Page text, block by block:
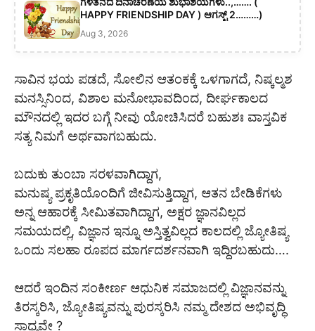
HAPPY FRIENDSHIP DAY ) ಆಗಸ್ಟ್ 2………)
Aug 3, 2026
ಸಾವಿನ ಭಯ ಪಡದೆ, ಸೋಲಿನ ಆತಂಕಕ್ಕೆ ಒಳಗಾಗದೆ, ನಿಷ್ಕಲ್ಮಶ
ಮನಸ್ಸಿನಿಂದ, ವಿಶಾಲ ಮನೋಭಾವದಿಂದ, ದೀರ್ಘಕಾಲದ
ಮೌನದಲ್ಲಿ ಇದರ ಬಗ್ಗೆ ನೀವು ಯೋಚಿಸಿದರೆ ಬಹುಶಃ ವಾಸ್ತವಿಕ
ಸತ್ಯ ನಿಮಗೆ ಅರ್ಥವಾಗಬಹುದು.
ಬದುಕು ತುಂಬಾ ಸರಳವಾಗಿದ್ದಾಗ,
ಮನುಷ್ಯ ಪ್ರಕೃತಿಯೊಂದಿಗೆ ಜೀವಿಸುತ್ತಿದ್ದಾಗ,‌ ಆತನ ಬೇಡಿಕೆಗಳು
ಅನ್ನ ಆಹಾರಕ್ಕೆ ಸೀಮಿತವಾಗಿದ್ದಾಗ, ಅಕ್ಷರ ಜ್ಞಾನವಿಲ್ಲದ
ಸಮಯದಲ್ಲಿ, ವಿಜ್ಞಾನ ಇನ್ನೂ ಅಸ್ತಿತ್ವವಿಲ್ಲದ ಕಾಲದಲ್ಲಿ ಜ್ಯೋತಿಷ್ಯ
ಒಂದು ಸಲಹಾ ರೂಪದ ಮಾರ್ಗದರ್ಶನವಾಗಿ ಇದ್ದಿರಬಹುದು….
ಆದರೆ ಇಂದಿನ ಸಂಕೀರ್ಣ ಆಧುನಿಕ ಸಮಾಜದಲ್ಲಿ ವಿಜ್ಞಾನವನ್ನು
ತಿರಸ್ಕರಿಸಿ, ಜ್ಯೋತಿಷ್ಯವನ್ನು ಪುರಸ್ಕರಿಸಿ ನಮ್ಮ ದೇಶದ ಅಭಿವೃದ್ಧಿ
ಸಾಧ್ಯವೇ ?